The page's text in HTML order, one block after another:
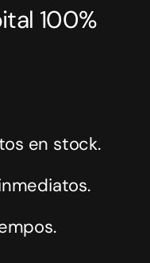
100%
en stock.